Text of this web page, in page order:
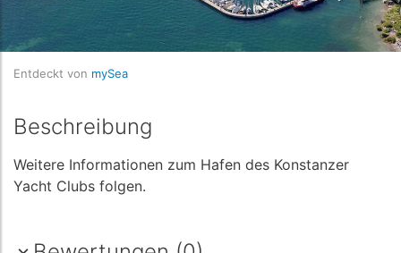
Entdeckt von mySea
Beschreibung
Weitere Informationen zum Hafen des Konstanzer
Yacht Clubs folgen.